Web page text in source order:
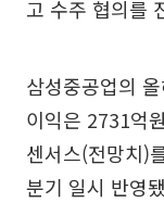
고 수주 협의를
삼성중공업의
이익은 2731억
센서스(전망치)
분기 일시 반영